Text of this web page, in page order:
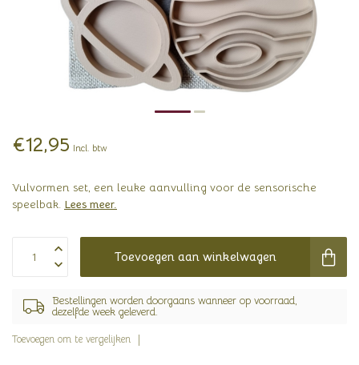
€12,95 Incl. btw
Vulvormen set, een leuke aanvulling voor de sensorische
speelbak. Lees meer.
Toevoegen aan winkelwagen
Bestellingen worden doorgaans wanneer op voorraad,
dezelfde week geleverd.
Toevoegen om te vergelijken